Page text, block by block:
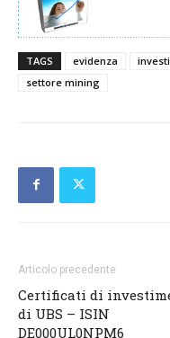
TAGS evidenza
settore mining
Articolo precedente
Certificati di
di UBS – ISIN
DE000UL0NPM6